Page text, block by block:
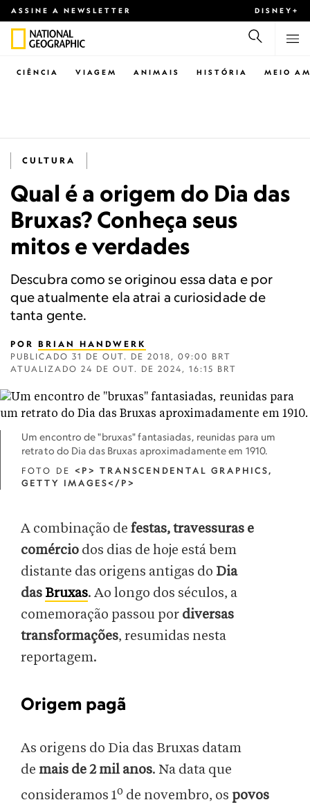
ASSINE A NEWSLETTER DISNEY+
CIÊNCIA VIAGEM ANIMAIS HISTÓRIA MEIO
CULTURA
Qual é a origem do Dia das
Bruxas? Conheça seus
mitos e verdades
Descubra como se originou essa data e por
que atualmente ela atrai a curiosidade de
tanta gente.
POR BRIAN HANDWERK
PUBLICADO 31 DE OUT. DE 2018, 09:00 BRT
ATUALIZADO 24 DE OUT. DE 2024, 16:15 BRT
Um encontro de "bruxas" fantasiadas, reunidas para um
retrato do Dia das Bruxas aproximadamente em 1910.
FOTO DE <P> TRANSCENDENTAL GRAPHICS,
GETTY IMAGES</P>
A combinação de festas, travessuras e
comércio dos dias de hoje está bem
distante das origens antigas do Dia
das Bruxas. Ao longo dos séculos, a
comemoração passou por diversas
transformações, resumidas nesta
reportagem.
Origem pagã
As origens do Dia das Bruxas datam
de mais de 2 mil anos. Na data que
consideramos 1o de novembro, os povos